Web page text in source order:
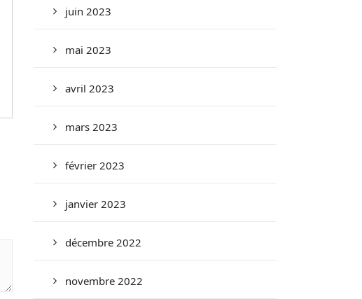
juin 2023
mai 2023
avril 2023
mars 2023
février 2023
janvier 2023
décembre 2022
novembre 2022